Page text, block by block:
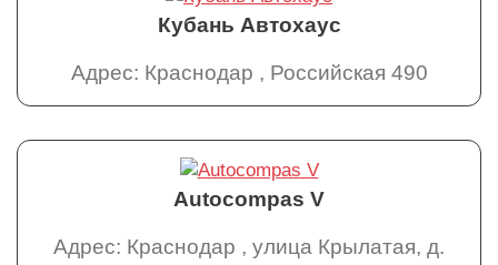
Кубань Автохаус
Адрес: Краснодар , Российская 490
Autocompas V
Адрес: Краснодар , улица Крылатая, д.